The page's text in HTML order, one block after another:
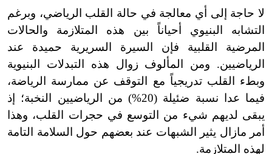
لا حاجة إلى أي معالجة في حالة القلب الرياضي، وبرغم
التشابه البنيوي أحياناً بين هذه المتلازمة والحالات
المرضية القلبية فإن السيرة السريرية حميدة عند
الرياضيين. ومن المألوف زوال هذه التبدلات البنيوية
وبطء القلب تدريجياً مع التوقف عن ممارسة الرياضة،
فيما عدا نسبة ضئيلة (20%) من الرياضيين النخبة؛ إذ
يبقى لديهم شيء من التوسع في حجرات القلب، وهذا
أمر مازال يثير الشبهات عند بعضهم حول السلامة التامة
لهذه المتلازمة.